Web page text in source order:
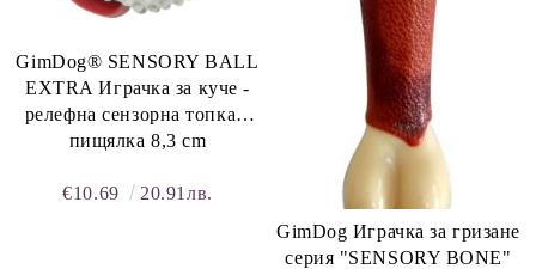
GimDog® SENSORY BALL
EXTRA Играчка за куче -
релефна сензорна топка с
пищялка 8,3 cm
€10.69
20.91лв.
GimDog Играчка за гризане
серия "SENSORY BONE"